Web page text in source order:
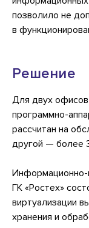
позволило не
в
Решение
Для двух
программно-
рассчитан на
другой — более
Информационно-
ГК «Ростех»
виртуализации
хранения и